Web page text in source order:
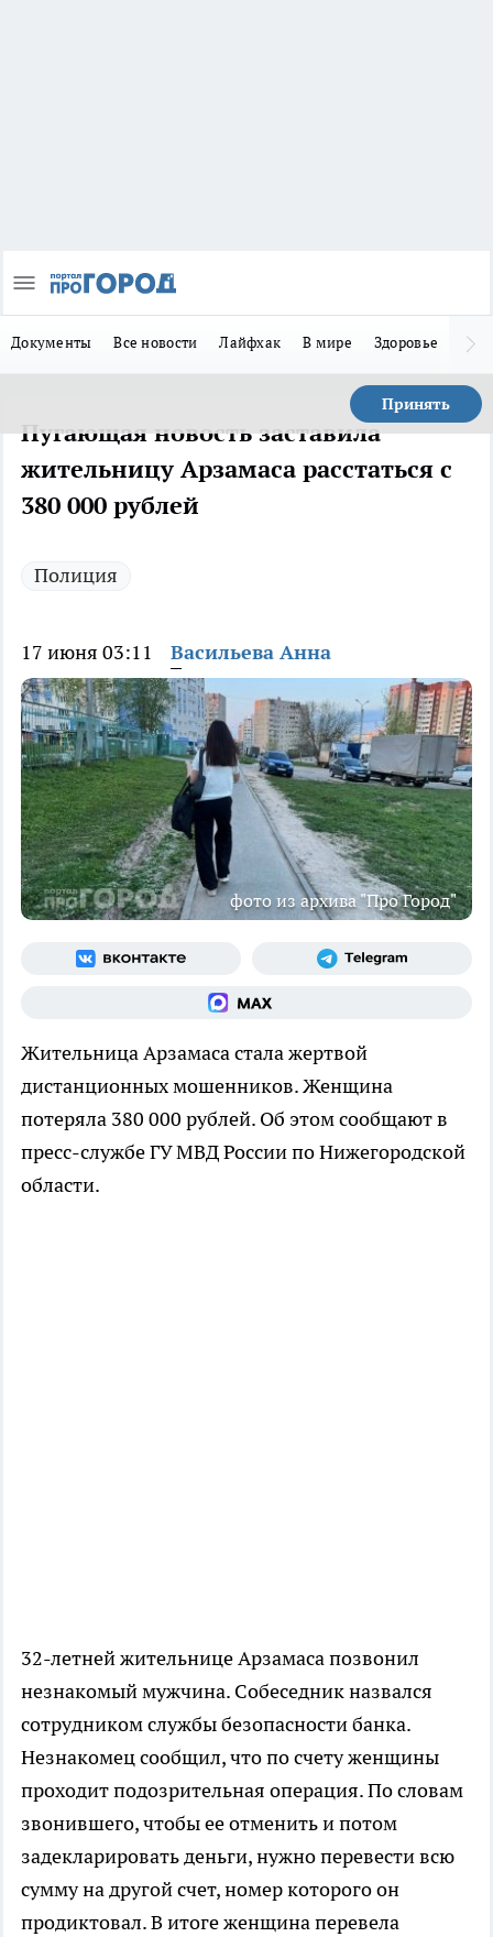
Документы Все новости Лайфхак В мире Здоровье
Принять
Пугающая новость заставила
жительницу Арзамаса расстаться с
380 000 рублей
Полиция
17 июня 03:11 Васильева Анна
фото из архива "Про Город"
Жительница Арзамаса стала жертвой
дистанционных мошенников. Женщина
потеряла 380 000 рублей. Об этом сообщают в
пресс-службе ГУ МВД России по Нижегородской
области.
32-летней жительнице Арзамаса позвонил
незнакомый мужчина. Собеседник назвался
сотрудником службы безопасности банка.
Незнакомец сообщил, что по счету женщины
проходит подозрительная операция. По словам
звонившего, чтобы ее отменить и потом
задекларировать деньги, нужно перевести всю
сумму на другой счет, номер которого он
продиктовал. В итоге женщина перевела